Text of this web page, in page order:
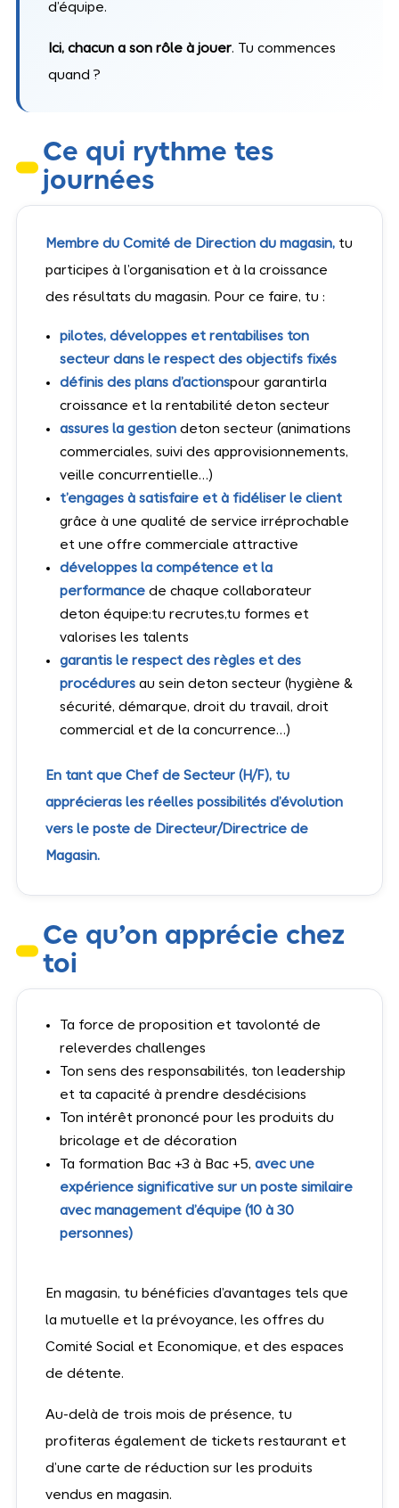
d’équipe.
Ici, chacun a son rôle à jouer. Tu commences
quand ?
Ce qui rythme tes
journées
Membre du Comité de Direction du magasin,tu
participes à l’organisation et à la croissance
des résultats du magasin. Pour ce faire, tu :
pilotes, développes et rentabilises ton
secteur dans le respect des objectifs fixés
définis des plans d’actionspour garantirla
croissance et la rentabilité deton secteur
assures la gestion deton secteur (animations
commerciales, suivi des approvisionnements,
veille concurrentielle…)
t’engages à satisfaire et à fidéliser le client
grâce à une qualité de service irréprochable
et une offre commerciale attractive
développes la compétence et la
performancede chaque collaborateur
deton équipe:tu recrutes,tu formes et
valorises les talents
garantis le respect des règles et des
procéduresau sein deton secteur (hygiène &
sécurité, démarque, droit du travail, droit
commercial et de la concurrence…)
En tant que Chef de Secteur (H/F), tu
apprécieras les réelles possibilités d’évolution
vers le poste de Directeur/Directrice de
Magasin.
Ce qu’on apprécie chez
toi
Ta force de proposition et tavolonté de
releverdes challenges
Ton sens des responsabilités, ton leadership
et ta capacité à prendre desdécisions
Ton intérêt prononcé pour les produits du
bricolage et de décoration
Ta formation Bac +3 à Bac +5, avec une
expérience significative sur un poste similaire
avec management d’équipe (10 à 30
personnes)
En magasin, tu bénéficies d’avantages tels que
la mutuelle et la prévoyance, les offres du
Comité Social et Economique, et des espaces
de détente.
Au-delà de trois mois de présence, tu
profiteras également de tickets restaurant et
d’une carte de réduction sur les produits
vendus en magasin.